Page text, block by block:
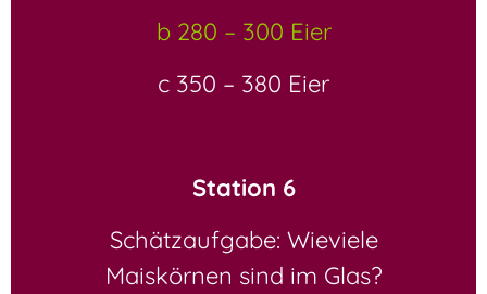
b 280 – 300 Eier
c 350 – 380 Eier
Station 6
Schätzaufgabe: Wieviele
Maiskörnen sind im Glas?